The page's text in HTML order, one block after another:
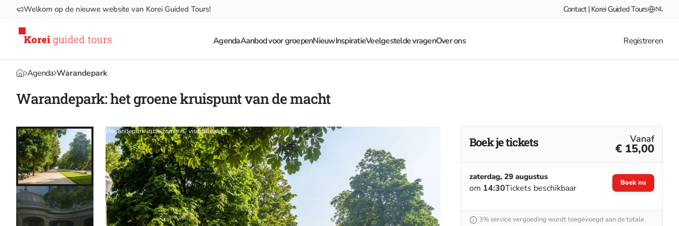
Welkom op de nieuwe website van Korei Guided Tours! Contact | Korei Guided Tours NL
AgendaAanbod voor groepenNieuwInspiratieVeelgestelde vragenOver ons Registreren
Agenda Warandepark
Warandepark: het groene kruispunt van de macht
Warandepark in de zomer © visit.brussels
Boek je tickets Vanaf
€ 15,00
zaterdag, 29 augustus
om 14:30Tickets beschikbaar
Boek nu
3% service vergoeding wordt toegevoegd aan de totale